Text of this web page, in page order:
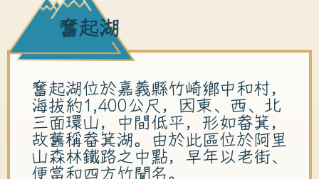
奮起湖位於嘉義縣竹崎鄉中和村，
海拔約1,400公尺，因東、西、北
三面環山，中間低平，形如畚箕，
故舊稱畚箕湖。由於此區位於阿里
山森林鐵路之中點，早年以老街、
便當和四方竹聞名。